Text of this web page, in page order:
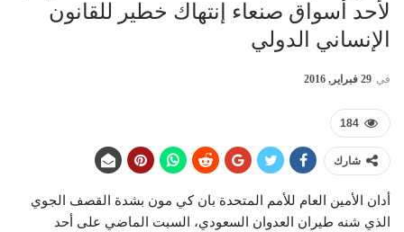
لأحد أسواق صنعاء إنتهاك خطير للقانون
الإنساني الدولي
في 29 فبراير, 2016
184
شارك
أدان الأمين العام للأمم المتحدة بان كي مون بشدة القصف الجوي
الذي شنه طيران العدوان السعودي، السبت الماضي على أحد